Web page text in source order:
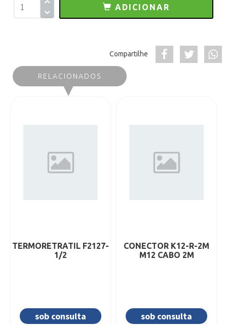
ADICIONAR
Compartilhe
RELACIONADOS
TERMORETRATIL F2127-
1/2
sob consulta
CONECTOR K12-R-2M
M12 CABO 2M
sob consulta